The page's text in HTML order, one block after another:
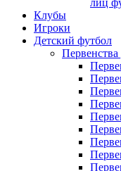
лиц
Клубы
Игроки
Детский футбол